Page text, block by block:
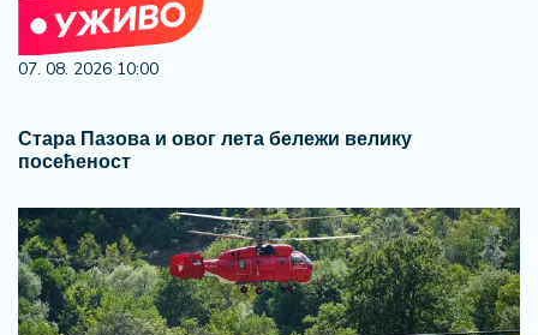
07. 08. 2026 10:00
Стара Пазова и овог лета бележи велику
посећеност